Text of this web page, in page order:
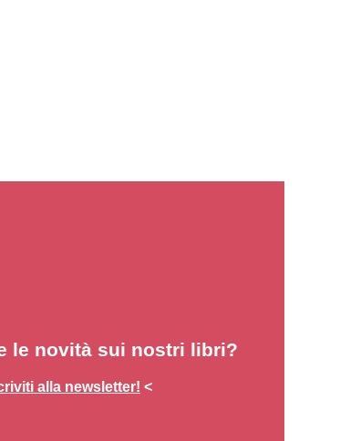
le novità sui nostri libri?
alla newsletter! <